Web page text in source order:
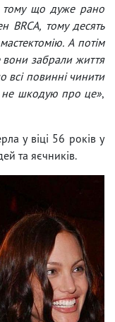
тому що дуже рано
BRCA, тому десять
А потім
забрали життя
всі повинні чинити
не шкодую про це»,
у віці 56 років у
та яєчників.